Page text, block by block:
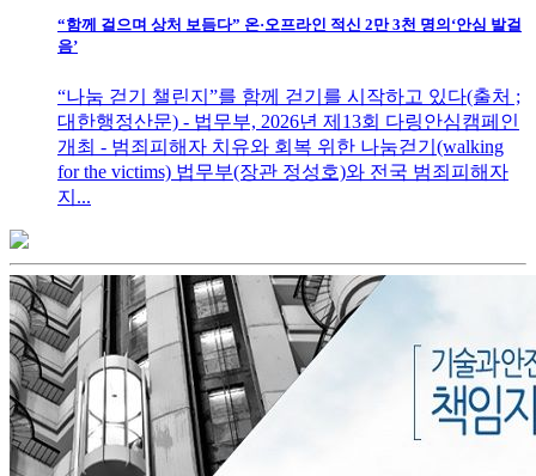
“함께 걸으며 상처 보듬다” 온·오프라인 적신 2만 3천 명의‘안심 발걸
음’
“나눔 걷기 챌린지”를 함께 걷기를 시작하고 있다(출처 ;
대한행정산문) - 법무부, 2026년 제13회 다링안심캠페인
개최 - 범죄피해자 치유와 회복 위한 나눔걷기(walking
for the victims) 법무부(장관 정성호)와 전국 범죄피해자
지...